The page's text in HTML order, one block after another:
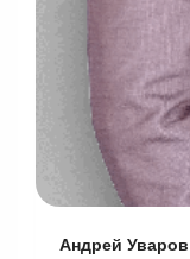
Андрей Уваров